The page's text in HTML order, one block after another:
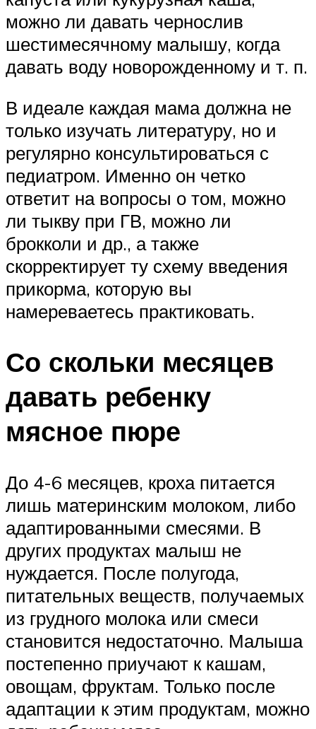
можно ли давать чернослив
шестимесячному малышу, когда
давать воду новорожденному и т. п.
В идеале каждая мама должна не
только изучать литературу, но и
регулярно консультироваться с
педиатром. Именно он четко
ответит на вопросы о том, можно
ли тыкву при ГВ, можно ли
брокколи и др., а также
скорректирует ту схему введения
прикорма, которую вы
намереваетесь практиковать.
Со скольки месяцев
давать ребенку
мясное пюре
До 4-6 месяцев, кроха питается
лишь материнским молоком, либо
адаптированными смесями. В
других продуктах малыш не
нуждается. После полугода,
питательных веществ, получаемых
из грудного молока или смеси
становится недостаточно. Малыша
постепенно приучают к кашам,
овощам, фруктам. Только после
адаптации к этим продуктам, можно